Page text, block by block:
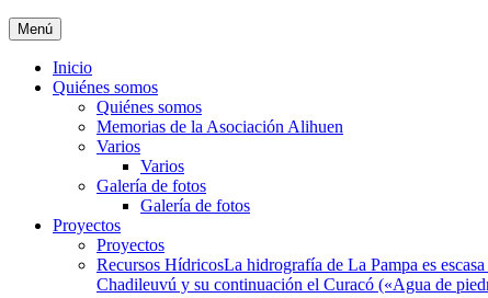
Menú
Inicio
Quiénes somos
Quiénes somos
Memorias de la Asociación Alihuen
Varios
Varios
Galería de fotos
Galería de fotos
Proyectos
Proyectos
Recursos HídricosLa hidrografía de La Pampa es
Chadileuvú y su continuación el Curacó («Agua de